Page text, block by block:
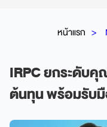
หน้าแรก
IRPC ยกระดับ
ต้นทุน พร้อมรับมื